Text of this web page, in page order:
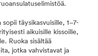
täysikasvuisille, 1–7-
aikuisille kissoille,
Ruoka sisältää
jotka vahvistavat ja